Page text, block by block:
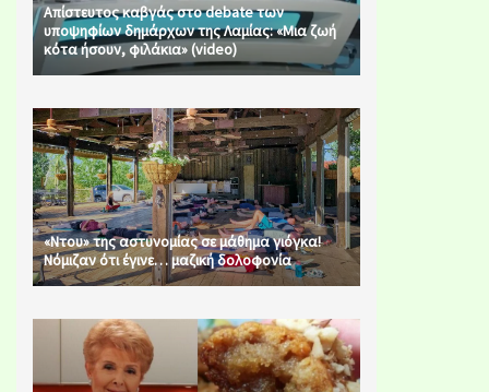
Απίστευτος καβγάς στο debate των
υποψηφίων δημάρχων της Λαμίας: «Μια ζωή
κότα ήσουν, φιλάκια» (video)
«Ντου» της αστυνομίας σε μάθημα γιόγκα!
Νόμιζαν ότι έγινε… μαζική δολοφονία